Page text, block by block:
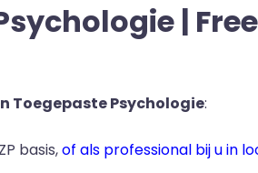
|
Toegepaste Psychologie:
basis,of als professional bij u in